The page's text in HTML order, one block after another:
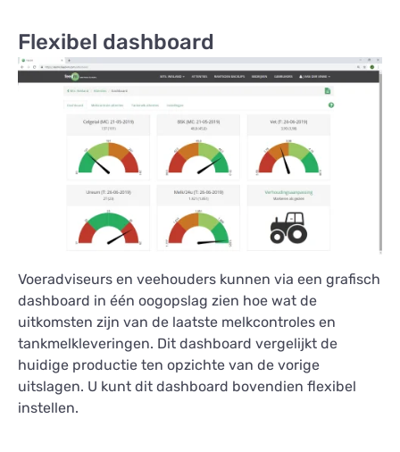
Flexibel dashboard
Voeradviseurs en veehouders kunnen via een grafisch
dashboard in één oogopslag zien hoe wat de
uitkomsten zijn van de laatste melkcontroles en
tankmelkleveringen. Dit dashboard vergelijkt de
huidige productie ten opzichte van de vorige
uitslagen. U kunt dit dashboard bovendien flexibel
instellen.